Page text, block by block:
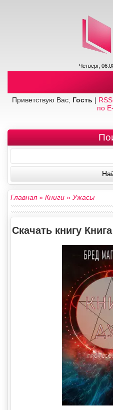
Четверг,
Приветствую Вас, Гость | RSS
по
Главная» Книги » Ужасы
Скачать книгу